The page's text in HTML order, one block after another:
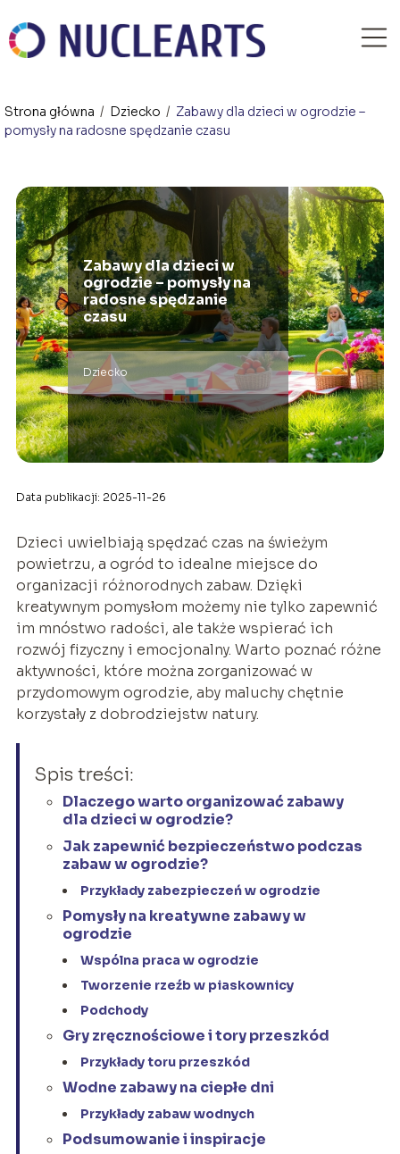
Strona główna / Dziecko / Zabawy dla dzieci w ogrodzie –
pomysły na radosne spędzanie czasu
Zabawy dla dzieci w
ogrodzie – pomysły na
radosne spędzanie
czasu
Dziecko
Data publikacji: 2025-11-26
Dzieci uwielbiają spędzać czas na świeżym
powietrzu, a ogród to idealne miejsce do
organizacji różnorodnych zabaw. Dzięki
kreatywnym pomysłom możemy nie tylko zapewnić
im mnóstwo radości, ale także wspierać ich
rozwój fizyczny i emocjonalny. Warto poznać różne
aktywności, które można zorganizować w
przydomowym ogrodzie, aby maluchy chętnie
korzystały z dobrodziejstw natury.
Spis treści:
Dlaczego warto organizować zabawy
dla dzieci w ogrodzie?
Jak zapewnić bezpieczeństwo podczas
zabaw w ogrodzie?
Przykłady zabezpieczeń w ogrodzie
Pomysły na kreatywne zabawy w
ogrodzie
Wspólna praca w ogrodzie
Tworzenie rzeźb w piaskownicy
Podchody
Gry zręcznościowe i tory przeszkód
Przykłady toru przeszkód
Wodne zabawy na ciepłe dni
Przykłady zabaw wodnych
Podsumowanie i inspiracje